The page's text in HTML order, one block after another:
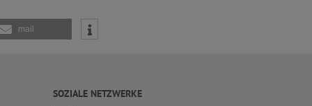
mail
SOZIALE NETZWERKE